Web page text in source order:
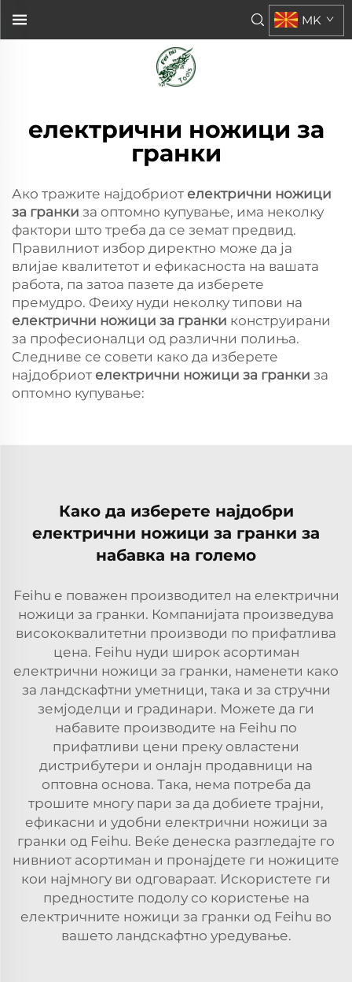
MK
електрични ножици за
гранки
Ако тражите најдобриот електрични ножици
за гранки за оптомно купување, има неколку
фактори што треба да се земат предвид.
Правилниот избор директно може да ја
влијае квалитетот и ефикасноста на вашата
работа, па затоа пазете да изберете
премудро. Феиху нуди неколку типови на
електрични ножици за гранки конструирани
за професионалци од различни полиња.
Следниве се совети како да изберете
најдобриот електрични ножици за гранки за
оптомно купување:
Како да изберете најдобри
електрични ножици за гранки за
набавка на големо
Feihu е поважен производител на електрични
ножици за гранки. Компанијата произведува
висококвалитетни производи по прифатлива
цена. Feihu нуди широк асортиман
електрични ножици за гранки, наменети како
за ландскафтни уметници, така и за стручни
земјоделци и градинари. Можете да ги
набавите производите на Feihu по
прифатливи цени преку овластени
дистрибутери и онлајн продавници на
оптовна основа. Така, нема потреба да
трошите многу пари за да добиете трајни,
ефикасни и удобни електрични ножици за
гранки од Feihu. Веќе денеска разгледајте го
нивниот асортиман и пронајдете ги ножиците
кои најмногу ви одговараат. Искористете ги
предностите подолу со користење на
електричните ножици за гранки од Feihu во
вашето ландскафтно уредување.